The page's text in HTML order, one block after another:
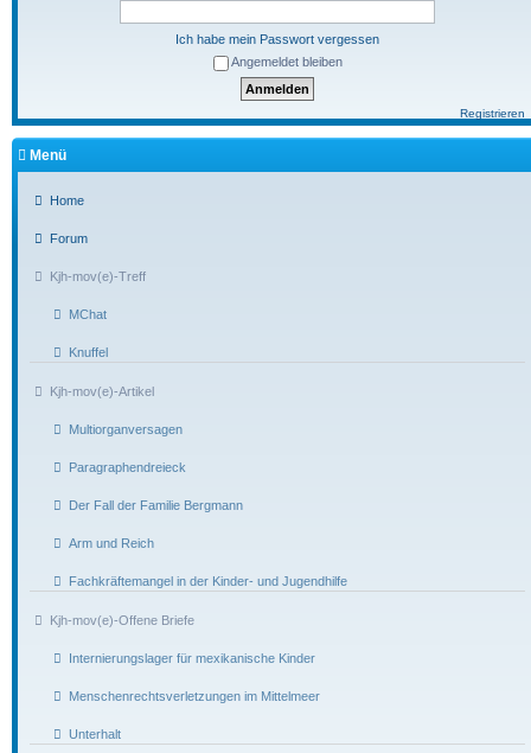
Ich habe mein Passwort vergessen
Angemeldet bleiben
Registrieren
Menü
Home
Forum
Kjh-mov(e)-Treff
MChat
Knuffel
Kjh-mov(e)-Artikel
Multiorganversagen
Paragraphendreieck
Der Fall der Familie Bergmann
Arm und Reich
Fachkräftemangel in der Kinder- und Jugendhilfe
Kjh-mov(e)-Offene Briefe
Internierungslager für mexikanische Kinder
Menschenrechtsverletzungen im Mittelmeer
Unterhalt